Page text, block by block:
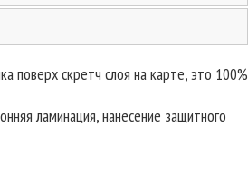
поверх скретч слоя на карте, это 100%
ламинация, нанесение защитного